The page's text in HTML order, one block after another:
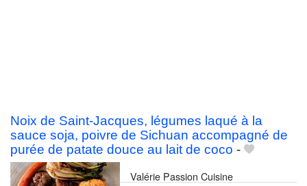
Noix de Saint-Jacques, légumes laqué à la
sauce soja, poivre de Sichuan accompagné de
purée de patate douce au lait de coco -
Valérie Passion Cuisine